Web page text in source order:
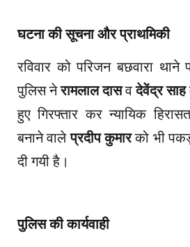
घटना की सूचना और प्राथमिकी
रविवार को परिजन बछवारा
पुलिस नेरामलाल दासवदेवेंद्र साह
हुए गिरफ्तार कर न्यायिक
बनाने वालेप्रदीप कुमारको भी
दी गयी है।
पुलिस की कार्यवाही